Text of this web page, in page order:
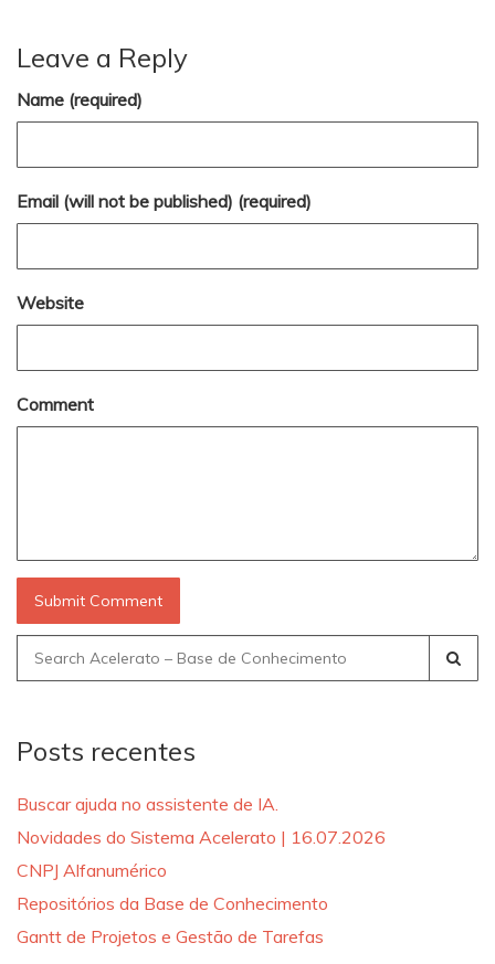
Leave a Reply
Name (required)
Email (will not be published) (required)
Website
Comment
Search
for:
Posts recentes
Buscar ajuda no assistente de IA.
Novidades do Sistema Acelerato | 16.07.2026
CNPJ Alfanumérico
Repositórios da Base de Conhecimento
Gantt de Projetos e Gestão de Tarefas